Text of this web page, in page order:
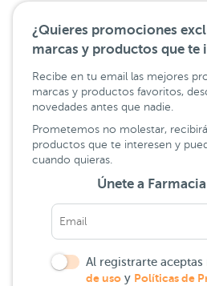
¿Quieres promociones
marcas y productos que te
Recibe en tu email las mejores
marcas y productos favoritos,
novedades antes que nadie.
Prometemos no molestar,
productos que te interesen y
cuando quieras.
Únete a
Al registrarte aceptas
de uso y Políticas de